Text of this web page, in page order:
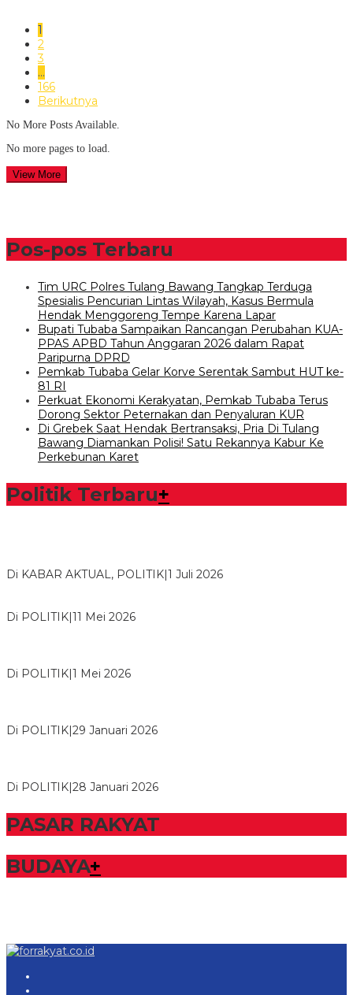
1
2
3
…
166
Berikutnya
No More Posts Available.
No more pages to load.
View More
Pos-pos Terbaru
Tim URC Polres Tulang Bawang Tangkap Terduga
Spesialis Pencurian Lintas Wilayah, Kasus Bermula
Hendak Menggoreng Tempe Karena Lapar
Bupati Tubaba Sampaikan Rancangan Perubahan KUA-
PPAS APBD Tahun Anggaran 2026 dalam Rapat
Paripurna DPRD
Pemkab Tubaba Gelar Korve Serentak Sambut HUT ke-
81 RI
Perkuat Ekonomi Kerakyatan, Pemkab Tubaba Terus
Dorong Sektor Peternakan dan Penyaluran KUR
Di Grebek Saat Hendak Bertransaksi, Pria Di Tulang
Bawang Diamankan Polisi! Satu Rekannya Kabur Ke
Perkebunan Karet
Politik Terbaru+
Di KABAR AKTUAL, POLITIK 1 Juli 2026
Di POLITIK 11 Mei 2026
Di POLITIK 1 Mei 2026
Di POLITIK 29 Januari 2026
Di POLITIK 28 Januari 2026
PASAR RAKYAT
BUDAYA+